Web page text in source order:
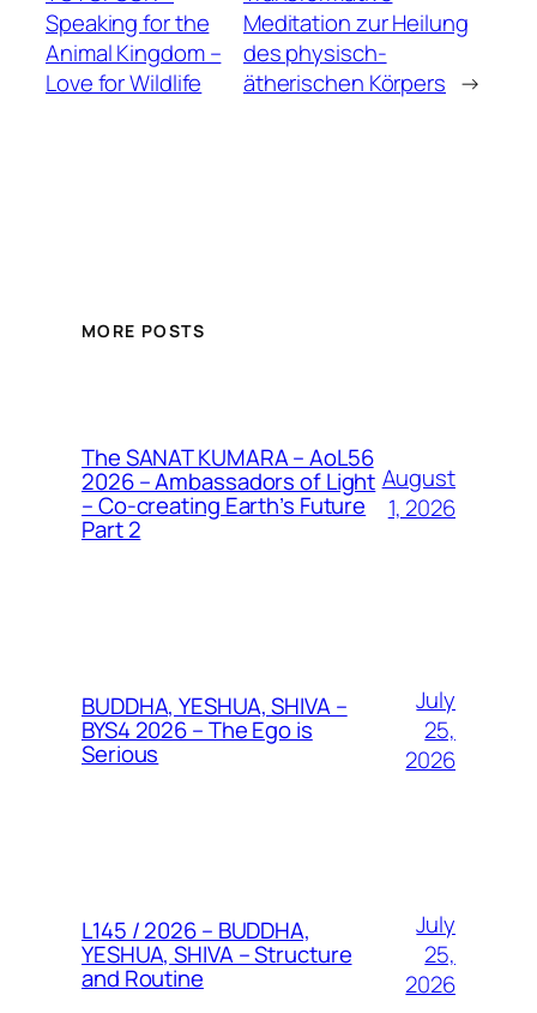
Speaking for the
Animal Kingdom –
Love for Wildlife
Meditation zur Heilung
des physisch-
ätherischen Körpers →
MORE POSTS
The SANAT KUMARA – AoL56
2026 – Ambassadors of Light
– Co-creating Earth’s Future
Part 2
August
1, 2026
BUDDHA, YESHUA, SHIVA –
BYS4 2026 – The Ego is
Serious
July
25,
2026
L145 / 2026 – BUDDHA,
YESHUA, SHIVA – Structure
and Routine
July
25,
2026